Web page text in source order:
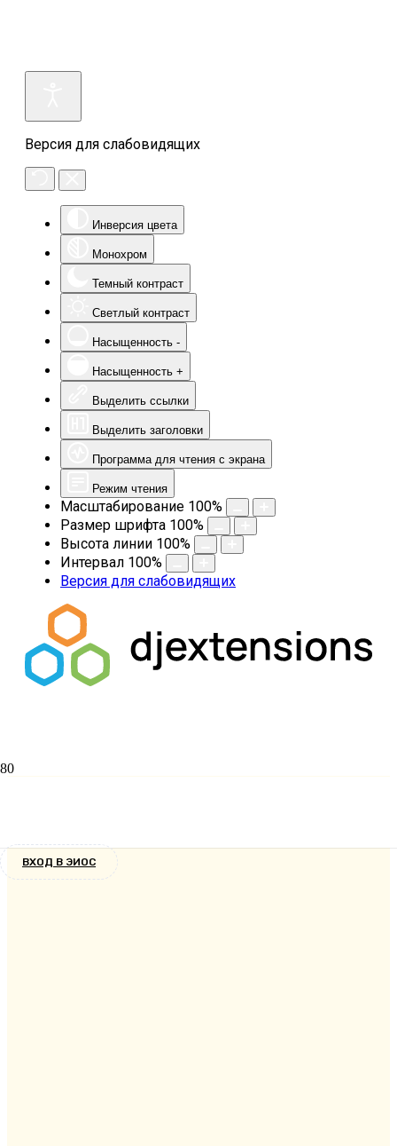
Версия для слабовидящих
Инверсия цвета
Монохром
Темный контраст
Светлый контраст
Насыщенность -
Насыщенность +
Выделить ссылки
Выделить заголовки
Программа для чтения с экрана
Режим чтения
Масштабирование 100%
Размер шрифта 100%
Высота линии 100%
Интервал 100%
Версия для слабовидящих
ВХОД В ЭИОС